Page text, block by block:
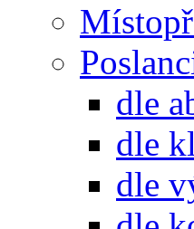
dle
dle
dle